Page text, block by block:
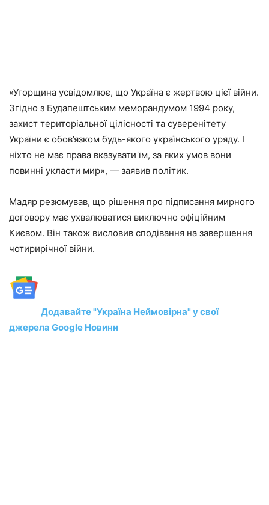
«Угорщина усвідомлює, що Україна є жертвою цієї війни.
Згідно з Будапештським меморандумом 1994 року,
захист територіальної цілісності та суверенітету
України є обов’язком будь-якого українського уряду. І
ніхто не має права вказувати їм, за яких умов вони
повинні укласти мир», — заявив політик.
Мадяр резюмував, що рішення про підписання мирного
договору має ухвалюватися виключно офіційним
Києвом. Він також висловив сподівання на завершення
чотирирічної війни.
Додавайте "Україна Неймовірна" у свої
джерела Google Новини